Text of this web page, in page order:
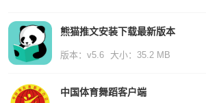
熊猫推文安装下载最新版本
版本：v5.6 大小：35.2 MB
中国体育舞蹈客户端